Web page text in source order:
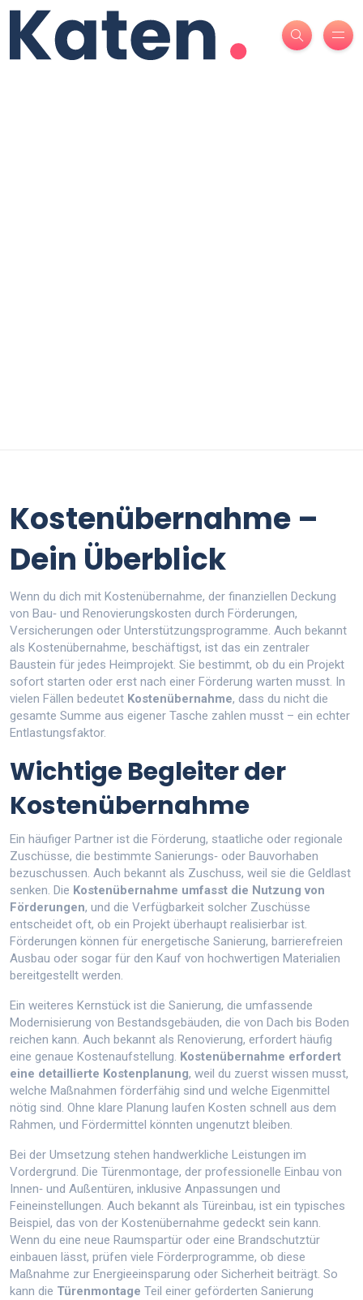
Kostenübernahme –
Dein Überblick
Wenn du dich mit Kostenübernahme, der finanziellen Deckung
von Bau‑ und Renovierungskosten durch Förderungen,
Versicherungen oder Unterstützungsprogramme. Auch bekannt
als Kostenübernahme, beschäftigst, ist das ein zentraler
Baustein für jedes Heimprojekt. Sie bestimmt, ob du ein Projekt
sofort starten oder erst nach einer Förderung warten musst. In
vielen Fällen bedeutet Kostenübernahme, dass du nicht die
gesamte Summe aus eigener Tasche zahlen musst – ein echter
Entlastungsfaktor.
Wichtige Begleiter der
Kostenübernahme
Ein häufiger Partner ist die Förderung, staatliche oder regionale
Zuschüsse, die bestimmte Sanierungs‑ oder Bauvorhaben
bezuschussen. Auch bekannt als Zuschuss, weil sie die Geldlast
senken. Die Kostenübernahme umfasst die Nutzung von
Förderungen, und die Verfügbarkeit solcher Zuschüsse
entscheidet oft, ob ein Projekt überhaupt realisierbar ist.
Förderungen können für energetische Sanierung, barrierefreien
Ausbau oder sogar für den Kauf von hochwertigen Materialien
bereitgestellt werden.
Ein weiteres Kernstück ist die Sanierung, die umfassende
Modernisierung von Bestandsgebäuden, die von Dach bis Boden
reichen kann. Auch bekannt als Renovierung, erfordert häufig
eine genaue Kostenaufstellung. Kostenübernahme erfordert
eine detaillierte Kostenplanung, weil du zuerst wissen musst,
welche Maßnahmen förderfähig sind und welche Eigenmittel
nötig sind. Ohne klare Planung laufen Kosten schnell aus dem
Rahmen, und Fördermittel könnten ungenutzt bleiben.
Bei der Umsetzung stehen handwerkliche Leistungen im
Vordergrund. Die Türenmontage, der professionelle Einbau von
Innen‑ und Außentüren, inklusive Anpassungen und
Feineinstellungen. Auch bekannt als Türeinbau, ist ein typisches
Beispiel, das von der Kostenübernahme gedeckt sein kann.
Wenn du eine neue Raumspartür oder eine Brandschutztür
einbauen lässt, prüfen viele Förderprogramme, ob diese
Maßnahme zur Energieeinsparung oder Sicherheit beiträgt. So
kann die Türenmontage Teil einer geförderten Sanierung